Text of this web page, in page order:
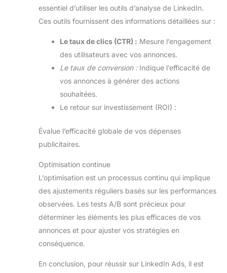
essentiel d’utiliser les outils d’analyse de LinkedIn.
Ces outils fournissent des informations détaillées sur :
Le taux de clics (CTR) : Mesure l’engagement
des utilisateurs avec vos annonces.
Le taux de conversion :Indique l’efficacité de
vos annonces à générer des actions
souhaitées.
Le retour sur investissement (ROI) :
Évalue l’efficacité globale de vos dépenses
publicitaires.
Optimisation continue
L’optimisation est un processus continu qui implique
des ajustements réguliers basés sur les performances
observées. Les tests A/B sont précieux pour
déterminer les éléments les plus efficaces de vos
annonces et pour ajuster vos stratégies en
conséquence.
En conclusion, pour réussir sur LinkedIn Ads, il est